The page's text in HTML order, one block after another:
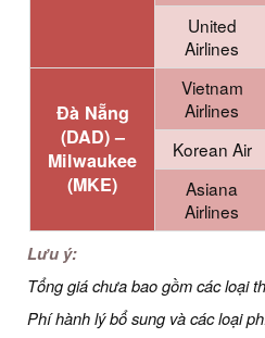
United
Airlines
Đà Nẵng
(DAD) –
Milwaukee
(MKE)
Vietnam
Airlines
Korean Air
Asiana
Airlines
Lưu ý:
Tổng giá chưa bao gồm các loại
Phí hành lý bổ sung và các loại